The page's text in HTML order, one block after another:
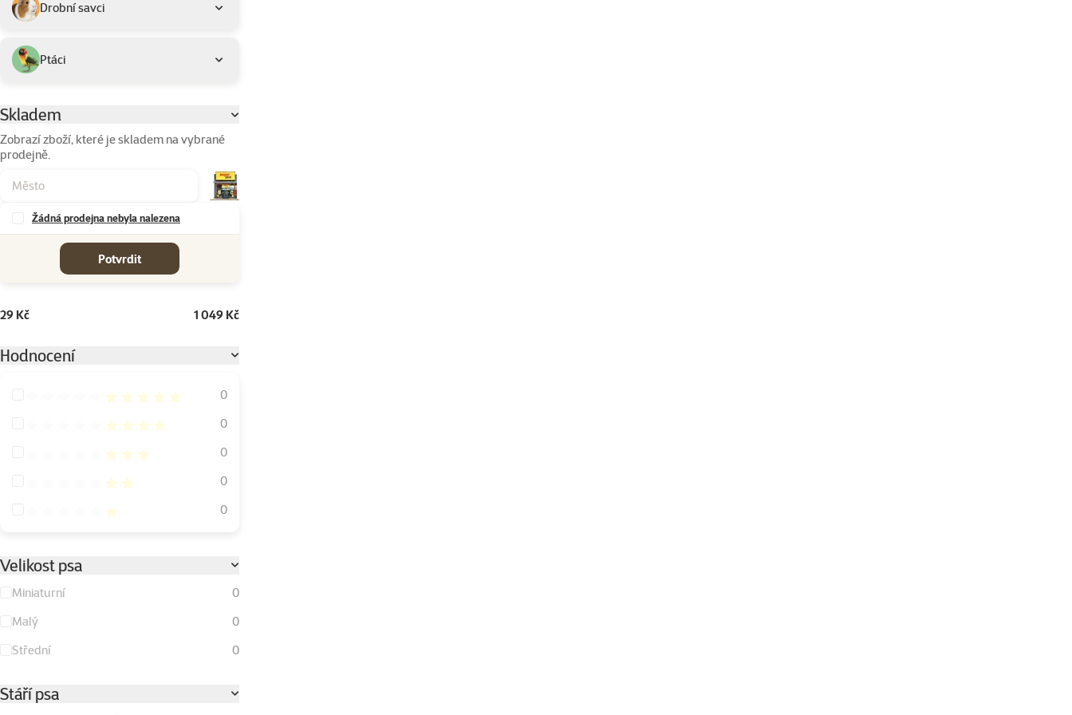
Drobní savci
Ptáci
Parametrický filtr
Skladem
Zobrazí zboží, které je skladem na vybrané
prodejně.
Žádná prodejna nebyla nalezena
Potvrdit
29 Kč 1 049 Kč
Hodnocení
Hodnocení 100%
0
Hodnocení 80%
0
Hodnocení 60%
0
Hodnocení 40%
0
Hodnocení 20%
0
Velikost psa
Miniaturní
0
Malý
0
Střední
0
Stáří psa